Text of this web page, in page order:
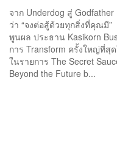
จาก Underdog สู่
ว่า “จงต่อสู้ด้วยทุกสิ่งที่คุณมี
พูนผล ประธาน Kasikorn
การ Transform ครั้งใหญ่ที่สุ
ในรายการ The Secret
Beyond the Future b...